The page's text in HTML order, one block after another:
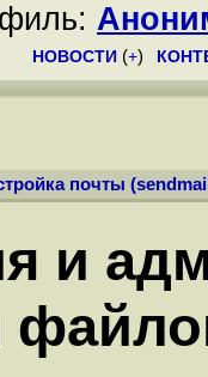
НОВОСТИ (+)
почты
и